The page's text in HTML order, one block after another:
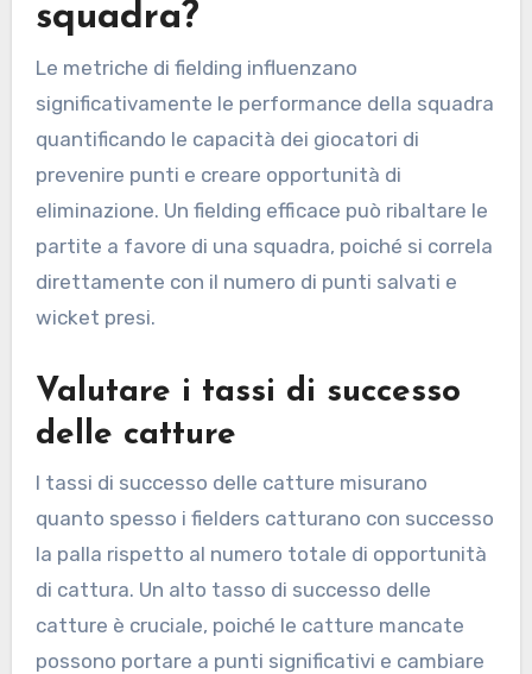
squadra?
Le metriche di fielding influenzano
significativamente le performance della squadra
quantificando le capacità dei giocatori di
prevenire punti e creare opportunità di
eliminazione. Un fielding efficace può ribaltare le
partite a favore di una squadra, poiché si correla
direttamente con il numero di punti salvati e
wicket presi.
Valutare i tassi di successo
delle catture
I tassi di successo delle catture misurano
quanto spesso i fielders catturano con successo
la palla rispetto al numero totale di opportunità
di cattura. Un alto tasso di successo delle
catture è cruciale, poiché le catture mancate
possono portare a punti significativi e cambiare